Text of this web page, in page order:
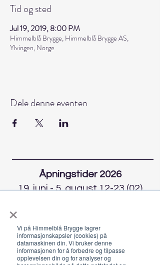
×
Vi på Himmelblå Brygge lagrer
informasjonskapsler (cookies) på
datamaskinen din. Vi bruker denne
informasjonen for å forbedre og tilpasse
opplevelsen din og for analyser og
Tid og sted
Jul 19, 2019, 8:00 PM
Himmelblå Brygge, Himmelblå Brygge AS,
Ylvingen, Norge
Dele denne eventen
Åpningstider 2026
19. juni - 5. august 12-23 (02)
Fra 30.7 begrenset servering
12-17, middag 18.30
Hold deg oppdatert om hva